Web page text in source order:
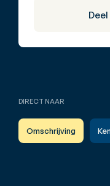
DIRECT NAAR
Omschrijving